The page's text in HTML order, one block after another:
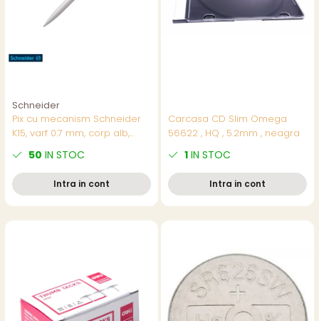
Schneider
Pix cu mecanism Schneider
K15, varf 0.7 mm, corp alb,
50 IN STOC
Intra in cont
Carcasa CD Slim Omega
56622 , HQ , 5.2mm , neagra
1 IN STOC
Intra in cont